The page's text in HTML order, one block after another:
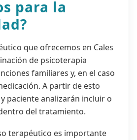
para la
que ofrecemos en Cales
de psicoterapia
familiares y, en el caso
A partir de esto
paciente analizarán incluir o
del tratamiento.
terapéutico es importante